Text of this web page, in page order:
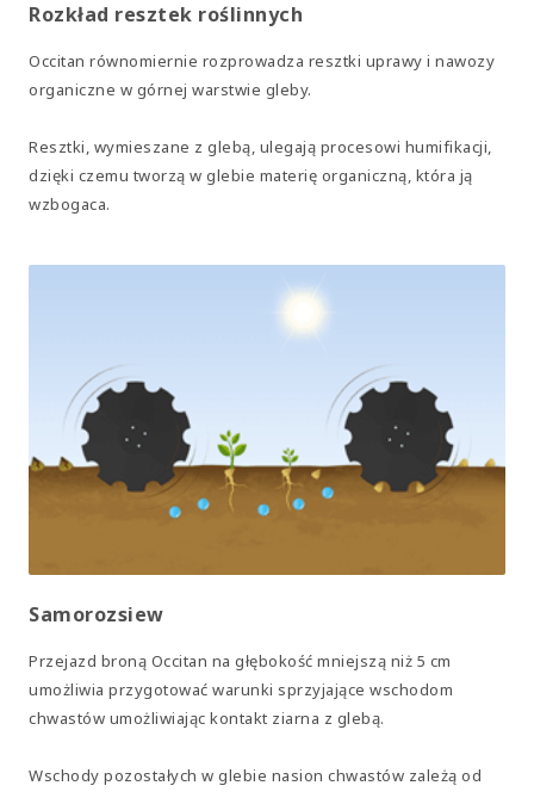
Rozkład resztek roślinnych
Occitan równomiernie rozprowadza resztki uprawy i nawozy
organiczne w górnej warstwie gleby.
Resztki, wymieszane z glebą, ulegają procesowi humifikacji,
dzięki czemu tworzą w glebie materię organiczną, która ją
wzbogaca.
Samorozsiew
Przejazd broną Occitan na głębokość mniejszą niż 5 cm
umożliwia przygotować warunki sprzyjające wschodom
chwastów umożliwiając kontakt ziarna z glebą.
Wschody pozostałych w glebie nasion chwastów zależą od